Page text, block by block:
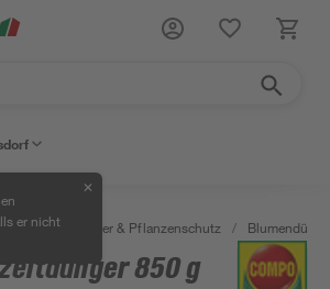
er nicht
✕
/ Erden, Dünger & Pflanzenschutz /
850 g